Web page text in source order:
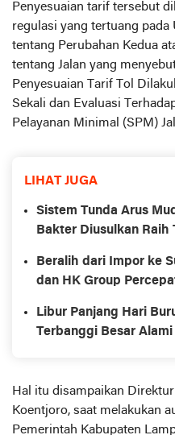
Penyesuaian tarif tersebut
regulasi yang tertuang pada
tentang Perubahan Kedua
tentang Jalan yang
Penyesuaian Tarif Tol
Sekali dan Evaluasi
Pelayanan Minimal (SPM)
LIHAT JUGA
Sistem Tunda Arus
Bakter Diusulkan Raih
Beralih dari Impor ke
dan HK Group
Libur Panjang Hari
Terbanggi Besar
Hal itu disampaikan
Koentjoro, saat melakukan
Pemerintah Kabupaten